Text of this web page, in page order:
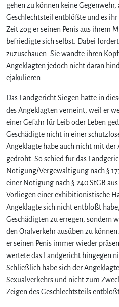
gehen zu können keine
Geschlechtsteil entblößte und es
Zeit zog er seinen Penis aus ihrem
befriedigte sich selbst. Dabei
zuzuschauen. Sie wandte ihren
Angeklagten jedoch nicht daran
ejakulieren.
Das Landgericht Siegen hatte in
des Angeklagten verneint, weil er
einer Gefahr für Leib oder Leben
Geschädigte nicht in einer
Angeklagte habe auch nicht mit
gedroht. So schied für das
Nötigung/Vergewaltigung nach §
einer Nötigung nach § 240 StGB
Vorliegen einer exhibitionistische
Angeklagte sich nicht entblößt
Geschädigten zu erregen, sondern
den Oralverkehr ausüben zu
er seinen Penis immer wieder
wertete das Landgericht hingegen
Schließlich habe sich der
Sexualverkehrs und nicht zum
Zeigen des Geschlechtsteils